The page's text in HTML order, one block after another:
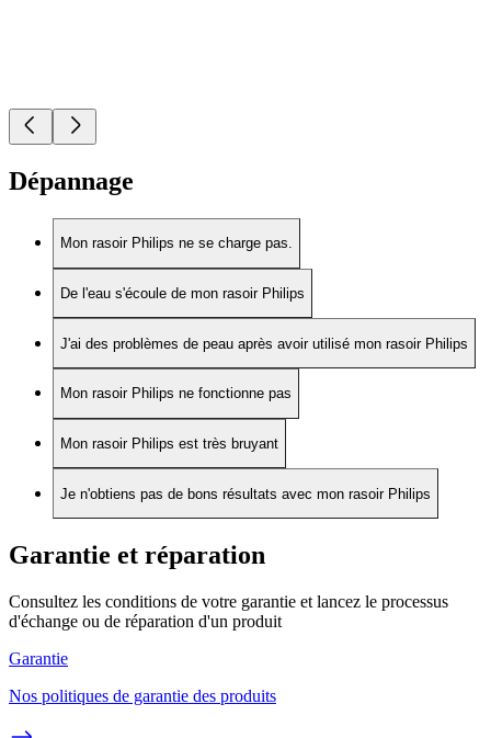
Dépannage
Mon rasoir Philips ne se charge pas.
De l'eau s'écoule de mon rasoir Philips
J'ai des problèmes de peau après avoir utilisé mon rasoir Philips
Mon rasoir Philips ne fonctionne pas
Mon rasoir Philips est très bruyant
Je n'obtiens pas de bons résultats avec mon rasoir Philips
Garantie et réparation
Consultez les conditions de votre garantie et lancez le processus
d'échange ou de réparation d'un produit
Garantie
Nos politiques de garantie des produits